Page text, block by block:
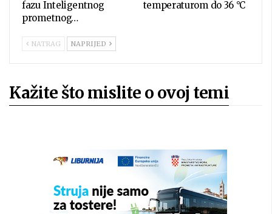
fazu Inteligentnog
prometnog…
temperaturom do 36 °C
NATRAG NAPRIJED
Kažite što mislite o ovoj temi